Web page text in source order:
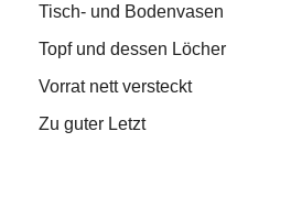
Tisch- und Bodenvasen
Topf und dessen Löcher
Vorrat nett versteckt
Zu guter Letzt